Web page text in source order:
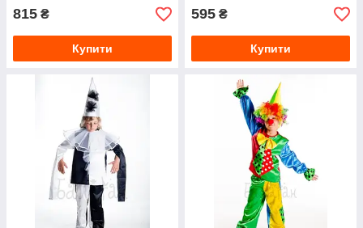
815 ₴
Купити
595 ₴
Купити